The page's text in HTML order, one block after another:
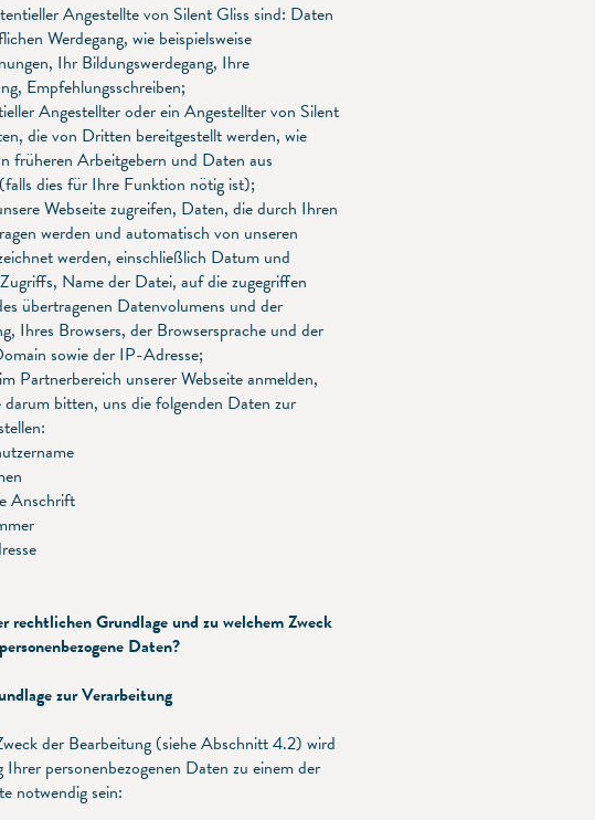
Angestellte von Silent Gliss sind: Daten
Werdegang, wie beispielsweise
Ihr Bildungswerdegang, Ihre
Empfehlungsschreiben;
Angestellter oder ein Angestellter von Silent
die von Dritten bereitgestellt werden, wie
früheren Arbeitgebern und Daten aus
dies für Ihre Funktion nötig ist);
Webseite zugreifen, Daten, die durch Ihren
werden und automatisch von unseren
werden, einschließlich Datum und
Name der Datei, auf die zugegriffen
übertragenen Datenvolumens und der
Ihres Browsers, der Browsersprache und der
sowie der IP-Adresse;
Partnerbereich unserer Webseite anmelden,
darum bitten, uns die folgenden Daten zur
Anschrift
Grundlage und zu welchem Zweck
Daten?
zur Verarbeitung
der Bearbeitung (siehe Abschnitt 4.2) wird
Ihrer personenbezogenen Daten zu einem der
notwendig sein: